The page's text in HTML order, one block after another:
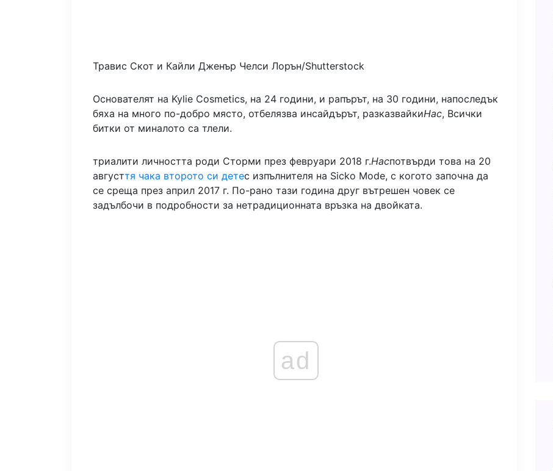
Травис Скот и Кайли Дженър Челси Лорън/Shutterstock
Основателят на Kylie Cosmetics, на 24 години, и рапърът, на 30 години, напоследък
бяха на много по-добро място, отбелязва инсайдърът, разказвайкиНас, Всички
битки от миналото са тлели.
триалити личността роди Сторми през февруари 2018 г.Наспотвърди това на 20
августтя чака второто си детес изпълнителя на Sicko Mode, с когото започна да
се среща през април 2017 г. По-рано тази година друг вътрешен човек се
задълбочи в подробности за нетрадиционната връзка на двойката.
ad